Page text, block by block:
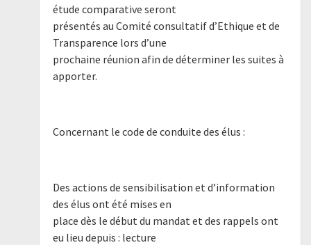
étude comparative seront
présentés au Comité consultatif d’Ethique et de
Transparence lors d’une
prochaine réunion afin de déterminer les suites à
apporter.
Concernant le code de conduite des élus :
Des actions de sensibilisation et d’information
des élus ont été mises en
place dès le début du mandat et des rappels ont
eu lieu depuis : lecture